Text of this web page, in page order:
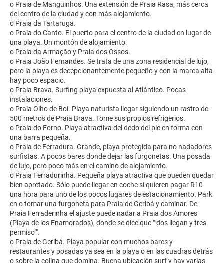
o Praia de Manguinhos. Una extensión de Praia Rasa, más cerca
del centro de la ciudad y con más alojamiento.
o Praia da Tartaruga.
o Praia do Canto. El puerto para el centro de la ciudad en lugar de
una playa. Un montón de alojamiento.
o Praia da Armação y Praia dos Ossos.
o Praia João Fernandes. Se trata de una zona residencial de lujo,
pero la playa es decepcionantemente pequeño y con la marea alta
hay poco espacio.
o Praia Brava. Surfing playa expuesta al Atlántico. Pocas
instalaciones.
o Praia Olho de Boi. Playa naturista llegar siguiendo un rastro de
500 metros de Praia Brava. Tome sus propios refrigerios.
o Praia do Forno. Playa atractiva del dedo del pie en forma con
una barra pequeña.
o Praia de Ferradura. Grande, playa protegida para no nadadores
surfistas. A pocos bares donde dejar las furgonetas. Una posada
de lujo, pero poco más en el camino de alojamiento.
o Praia Ferradurinha. Pequeña playa atractiva que pueden quedar
bien apretado. Sólo puede llegar en coche si quieren pagar R10
una hora para uno de los pocos lugares de estacionamiento. Park
en o tomar una furgoneta para Praia de Geribá y caminar. De
Praia Ferraderinha el ajuste puede nadar a Praia dos Amores
(Playa de los Enamorados), donde se dice que ""dos llegan y tres
permiso"".
o Praia de Geribá. Playa popular con muchos bares y
restaurantes y posadas ya sea en la playa o en las cuadras detrás
o sobre la colina que domina. Buena ubicación surf y hay varias